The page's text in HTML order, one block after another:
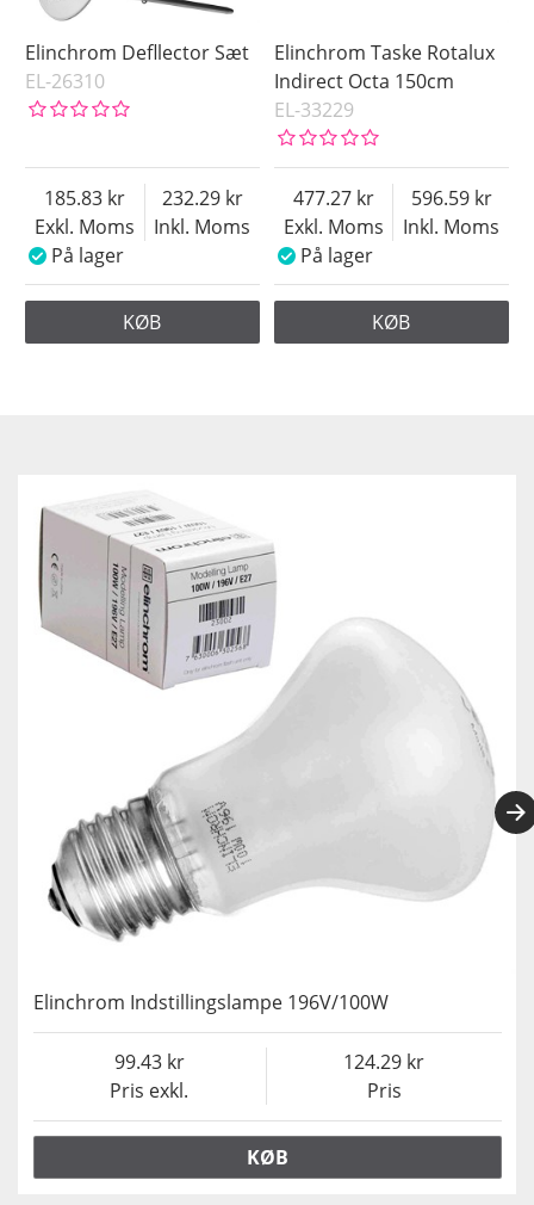
Elinchrom Defllector Sæt
EL-26310
Exkl. Moms
185.83
Inkl. Moms
232.29
På lager
KØB
Elinchrom Taske Rotalux
Indirect Octa 150cm
EL-33229
Exkl. Moms
477.27
Inkl. Moms
596.59
På lager
KØB
Elinchrom Indstillingslampe 196V/100W
Pris exkl.
99.43
Pris
124.29
KØB